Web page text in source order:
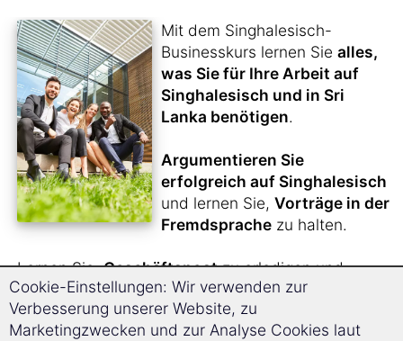
Mit dem Singhalesisch-
Businesskurs lernen Sie alles,
was Sie für Ihre Arbeit auf
Singhalesisch und in Sri
Lanka benötigen.
Argumentieren Sie
erfolgreich auf Singhalesisch
und lernen Sie, Vorträge in der
Fremdsprache zu halten.
Lernen Sie,Geschäftspostzu erledigen und
Meetingssouverän zu meistern.
Bewerben Sie sich in Sri Lanka.
Cookie-Einstellungen: Wir verwenden zur
Verbesserung unserer Website, zu
Marketingzwecken und zur Analyse Cookies laut